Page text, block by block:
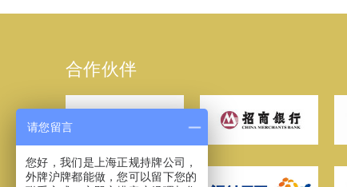
合作伙伴
请您留言
您好，我们是上海正规持牌公司，
外牌沪牌都能做，您可以留下您的